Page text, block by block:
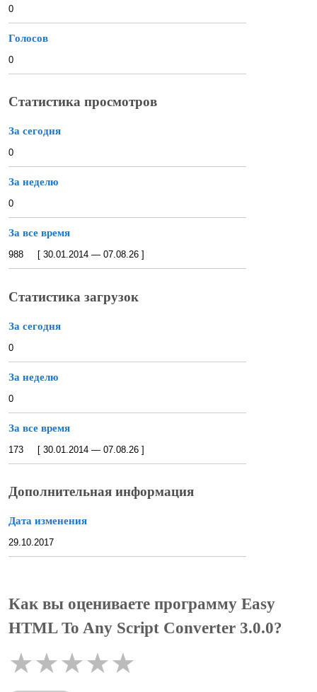
0
Голосов
0
Статистика просмотров
За сегодня
0
За неделю
0
За все время
988 [ 30.01.2014 — 07.08.26 ]
Статистика загрузок
За сегодня
0
За неделю
0
За все время
173 [ 30.01.2014 — 07.08.26 ]
Дополнительная информация
Дата изменения
29.10.2017
Как вы оцениваете программу Easy
HTML To Any Script Converter 3.0.0?
★★★★★